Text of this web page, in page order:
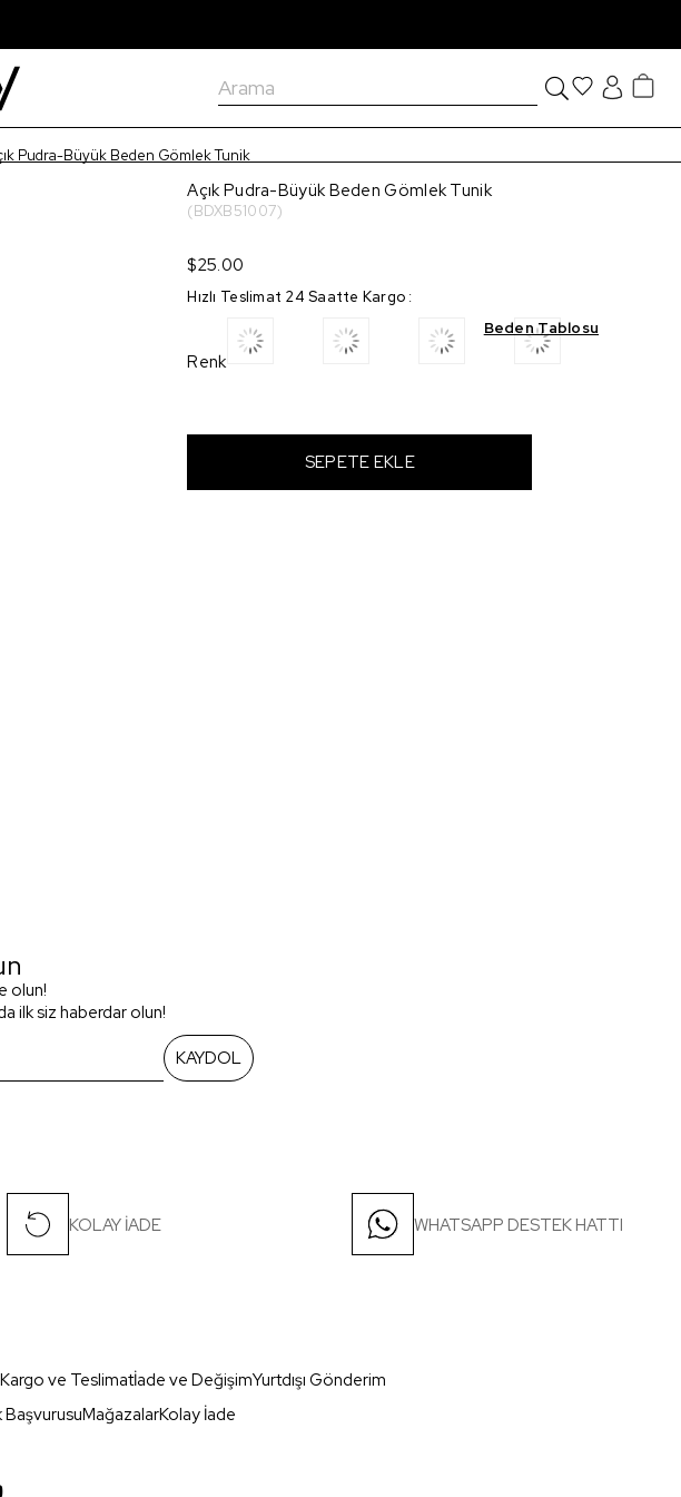
Pudra-Büyük Beden Gömlek Tunik
Açık Pudra-Büyük Beden Gömlek Tunik
(BDXB51007)
$25.00
Hızlı Teslimat 24 Saatte Kargo :
Beden Tablosu
Renk
olun!
ilk siz haberdar olun!
KAYDOL
KOLAY İADE WHATSAPP DESTEK HATTI
Kargo ve Teslimatİade ve DeğişimYurtdışı Gönderim
BaşvurusuMağazalarKolay İade